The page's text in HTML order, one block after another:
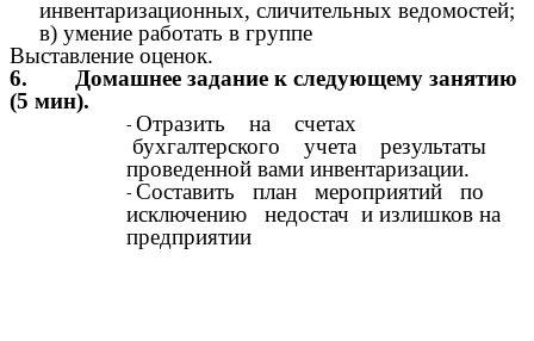
инвентаризационных, сличительных ведомостей;
в) умение работать в группе
Выставление оценок.
6. Домашнее задание к следующему занятию
(5 мин).
Отразить на счетах
бухгалтерского учета результаты
проведенной вами инвентаризации.
Составить план мероприятий по
исключению недостач и излишков на
предприятии